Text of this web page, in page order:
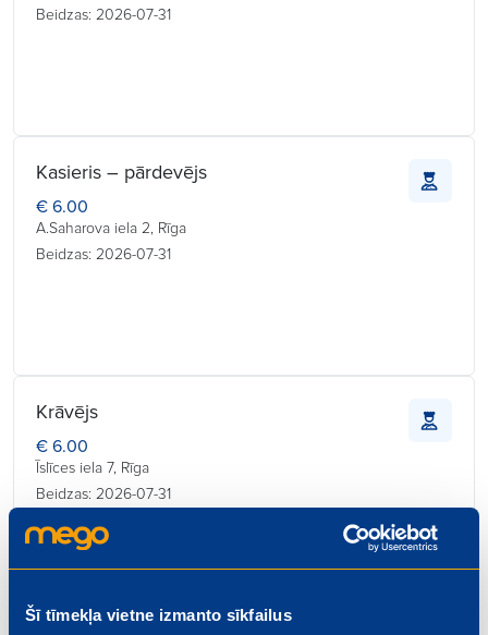
Šī tīmekļa vietne izmanto sīkfailus
Beidzas: 2026-07-31
Kasieris – pārdevējs
€ 6.00
A.Saharova iela 2, Rīga
Beidzas: 2026-07-31
Krāvējs
€ 6.00
Īslīces iela 7, Rīga
Beidzas: 2026-07-31